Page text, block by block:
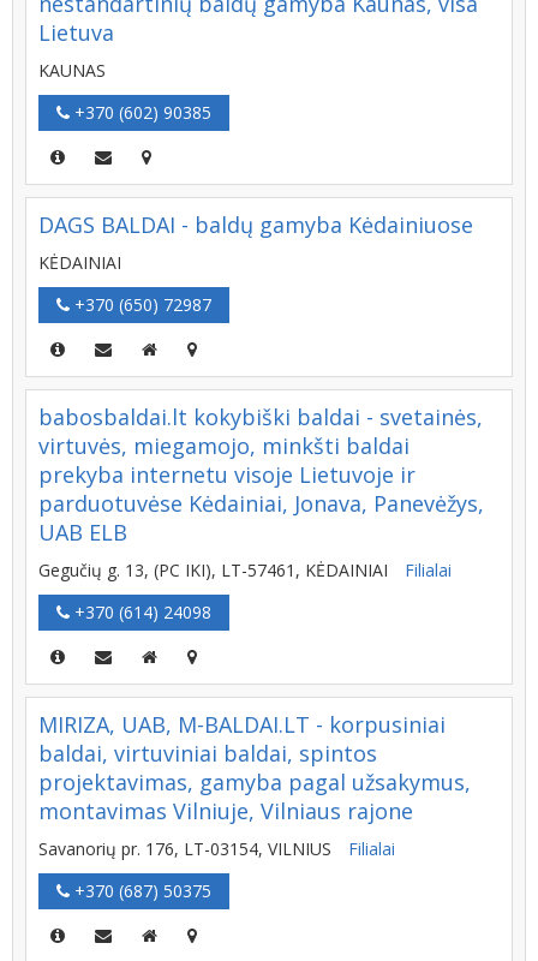
Lietuva
KAUNAS
+370 (602) 90385
DAGS BALDAI - baldų gamyba Kėdainiuose
KĖDAINIAI
+370 (650) 72987
babosbaldai.lt kokybiški baldai - svetainės,
virtuvės, miegamojo, minkšti baldai
prekyba internetu visoje Lietuvoje ir
parduotuvėse Kėdainiai, Jonava, Panevėžys,
UAB ELB
Gegučių g. 13, (PC IKI), LT-57461, KĖDAINIAI
Filialai
+370 (614) 24098
MIRIZA, UAB, M-BALDAI.LT - korpusiniai
baldai, virtuviniai baldai, spintos
projektavimas, gamyba pagal užsakymus,
montavimas Vilniuje, Vilniaus rajone
Savanorių pr. 176, LT-03154, VILNIUS
Filialai
+370 (687) 50375